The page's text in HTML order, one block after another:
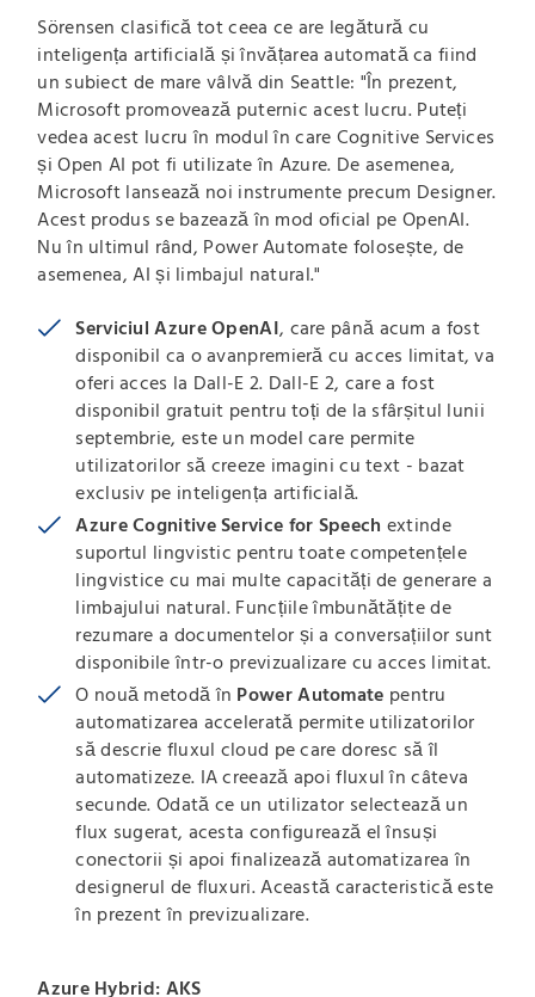
Sörensen clasifică tot ceea ce are legătură cu
inteligența artificială și învățarea automată ca fiind
un subiect de mare vâlvă din Seattle: "În prezent,
Microsoft promovează puternic acest lucru. Puteți
vedea acest lucru în modul în care Cognitive Services
și Open AI pot fi utilizate în Azure. De asemenea,
Microsoft lansează noi instrumente precum Designer.
Acest produs se bazează în mod oficial pe OpenAI.
Nu în ultimul rând, Power Automate folosește, de
asemenea, AI și limbajul natural."
Serviciul Azure OpenAI, care până acum a fost
disponibil ca o avanpremieră cu acces limitat, va
oferi acces la Dall-E 2. Dall-E 2, care a fost
disponibil gratuit pentru toți de la sfârșitul lunii
septembrie, este un model care permite
utilizatorilor să creeze imagini cu text - bazat
exclusiv pe inteligența artificială.
Azure Cognitive Service for Speech extinde
suportul lingvistic pentru toate competențele
lingvistice cu mai multe capacități de generare a
limbajului natural. Funcțiile îmbunătățite de
rezumare a documentelor și a conversațiilor sunt
disponibile într-o previzualizare cu acces limitat.
O nouă metodă în Power Automate pentru
automatizarea accelerată permite utilizatorilor
să descrie fluxul cloud pe care doresc să îl
automatizeze. IA creează apoi fluxul în câteva
secunde. Odată ce un utilizator selectează un
flux sugerat, acesta configurează el însuși
conectorii și apoi finalizează automatizarea în
designerul de fluxuri. Această caracteristică este
în prezent în previzualizare.
Azure Hybrid: AKS